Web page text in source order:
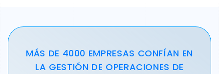
MÁS DE 4000 EMPRESAS CONFÍAN EN
LA GESTIÓN DE OPERACIONES DE